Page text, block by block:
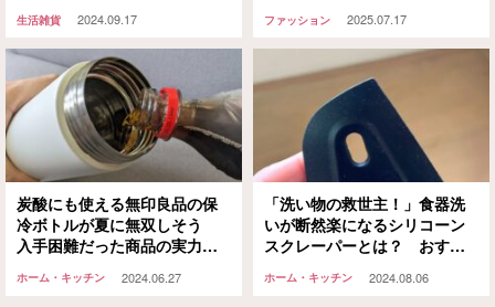
生活雑貨 2024.09.17
ッタリ」
ファッション 2025.07.17
炭酸にも使える無印良品の保
冷ボトルが夏に無双しそう
入手困難だった商品の実力
ホーム・キッチン 2024.06.27
「洗い物の救世主！」食器洗
いが断然楽になるシリコーン
スクレーパーとは？ おすす
ホーム・キッチン 2024.08.06